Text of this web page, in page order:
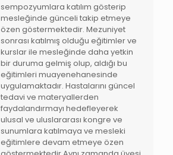
sempozyumlara katılım gösterip
mesleğinde günceli takip etmeye
özen göstermektedir. Mezuniyet
sonrası katılmış olduğu eğitimler ve
kurslar ile mesleğinde daha yetkin
bir duruma gelmiş olup, aldığı bu
eğitimleri muayenehanesinde
uygulamaktadır. Hastalarını güncel
tedavi ve materyallerden
faydalandırmayı hedefleyerek
ulusal ve uluslararası kongre ve
sunumlara katılmaya ve mesleki
eğitimlere devam etmeye özen